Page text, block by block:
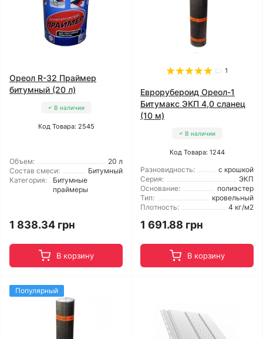
Ореол R-32 Праймер
битумный (20 л)
В наличии
Код Товара: 2545
Объем:
20 л
Состав смеси:
Битумный
Категория:
Битумные
праймеры
1 838.34 грн
В корзину
1
Еврорубероид Ореол-1
Битумакс ЭКП 4,0 сланец
(10 м)
В наличии
Код Товара: 1244
Разновидность:
с крошкой
Серия:
ЭКП
Основание:
полиэстер
Тип:
кровельный
Плотность:
4 кг/м2
1 691.88 грн
В корзину
Популярный